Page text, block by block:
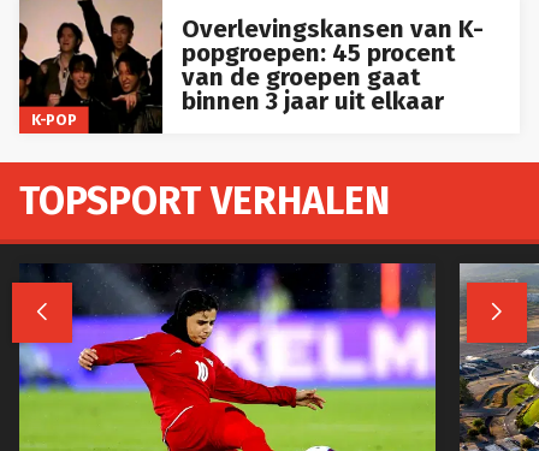
K-POP
Overlevingskansen van K-
popgroepen: 45 procent
van de groepen gaat
binnen 3 jaar uit elkaar
TOPSPORT VERHALEN
 